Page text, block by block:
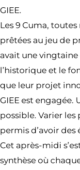
GIEE.
Les 9 Cuma,
prêtées au jeu de
avait une
l’historique et le
que leur projet
GIEE est engagée.
possible. Varier les
permis d’avoir
Cet après-midi
synthèse où